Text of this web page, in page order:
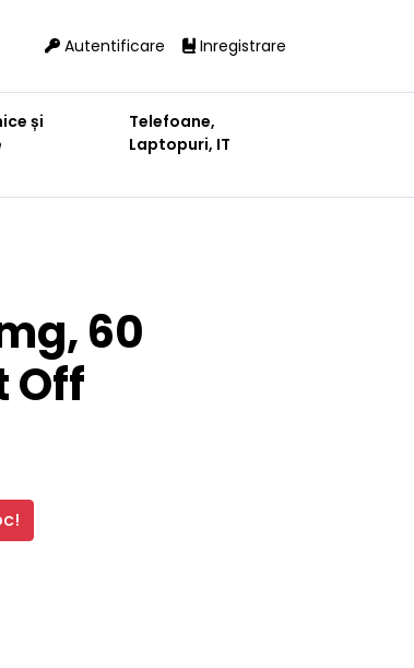
Autentificare Inregistrare
și
Telefoane,
Laptopuri, IT
60
Off